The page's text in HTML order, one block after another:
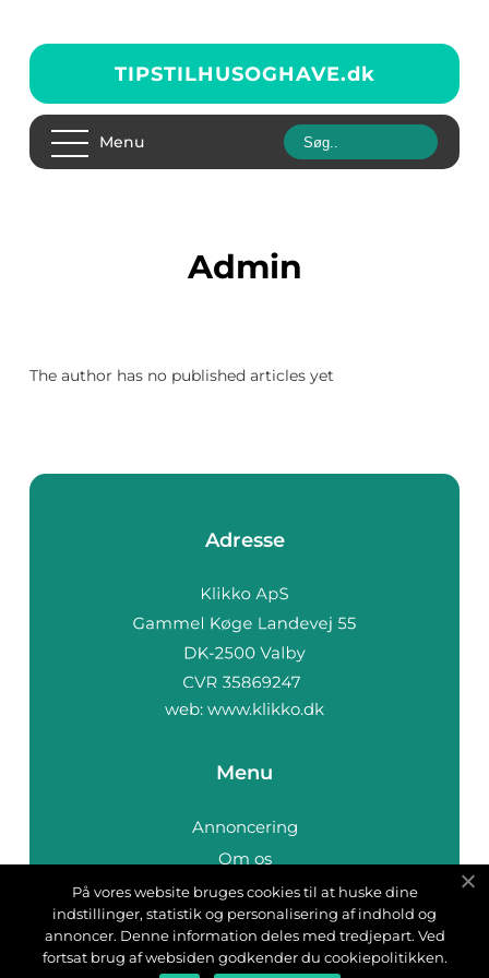
TIPSTILHUSOGHAVE.dk
Menu
admin
The author has no published articles yet
Adresse
web: www.klikko.dk
Menu
Annoncering
Om os
Cookies
Kontakt os
Sitemap
På vores website bruges cookies til at huske dine
indstillinger, statistik og personalisering af indhold og
annoncer. Denne information deles med tredjepart. Ved
fortsat brug af websiden godkender du cookiepolitikken.